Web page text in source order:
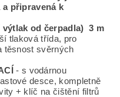
a připravená k
výtlak od čerpadla) 3 m
tlaková třída, pro
těsnost svěrných
- s vodárnou
desce, kompletně
+ klíč na čištění filtrů